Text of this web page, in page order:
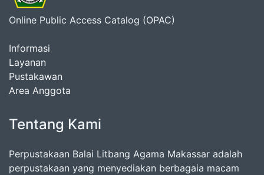
Online Public Access Catalog (OPAC)
Informasi
Layanan
Pustakawan
Area Anggota
Tentang Kami
Perpustakaan Balai Litbang Agama Makassar adalah
perpustakaan yang menyediakan berbagaia macam